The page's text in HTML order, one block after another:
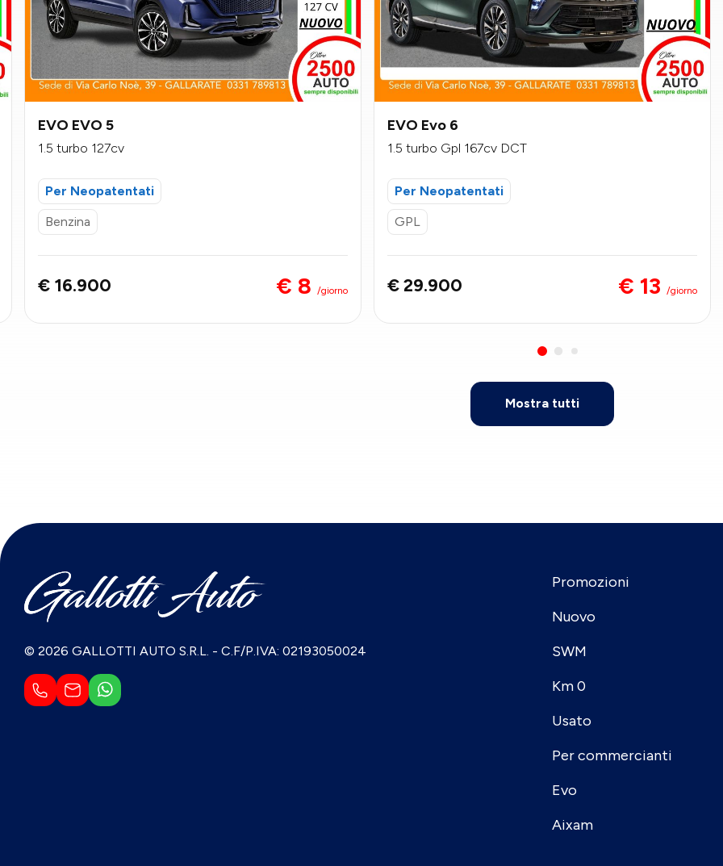
EVO EVO 5
1.5 turbo 127cv
Per Neopatentati
Benzina
€ 16.900 € 8 /giorno
EVO Evo 6
1.5 turbo Gpl 167cv DCT
Per Neopatentati
GPL
€ 29.900 € 13 /giorno
Mostra tutti
© 2026 GALLOTTI AUTO S.R.L. - C.F/P.IVA: 02193050024
Promozioni
Nuovo
SWM
Km 0
Usato
Per commercianti
Evo
Aixam